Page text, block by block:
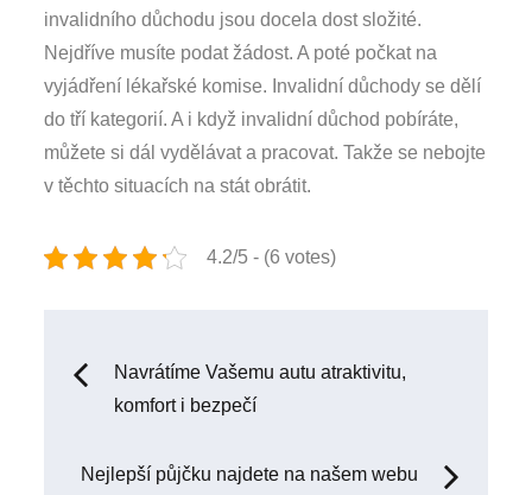
invalidního důchodu jsou docela dost složité.
Nejdříve musíte podat žádost. A poté počkat na
vyjádření lékařské komise. Invalidní důchody se dělí
do tří kategorií. A i když invalidní důchod pobíráte,
můžete si dál vydělávat a pracovat. Takže se nebojte
v těchto situacích na stát obrátit.
4.2/5 - (6 votes)
Navigace
Navrátíme Vašemu autu atraktivitu,
komfort i bezpečí
Nejlepší půjčku najdete na našem webu